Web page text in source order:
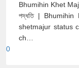
Bhumihin Khet
পদ্ধতি |
shetmajur status
ch…
0